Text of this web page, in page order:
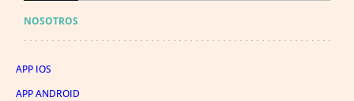
NOSOTROS
APP IOS
APP ANDROID